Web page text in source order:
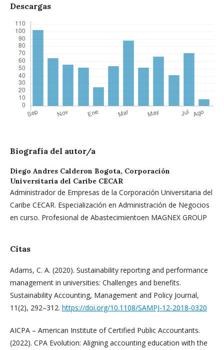
Descargas
Biografía del autor/a
Diego Andres Calderon Bogota, Corporación
Universitaria del Caribe CECAR
Administrador de Empresas de la Corporación Universitaria del
Caribe CECAR. Especialización en Administración de Negocios
en curso. Profesional de Abastecimientoen MAGNEX GROUP
Citas
Adams, C. A. (2020). Sustainability reporting and performance
management in universities: Challenges and benefits.
Sustainability Accounting, Management and Policy Journal,
11(2), 292–312. https://doi.org/10.1108/SAMPJ-12-2018-0320
AICPA – American Institute of Certified Public Accountants.
(2022). CPA Evolution: Aligning accounting education with the